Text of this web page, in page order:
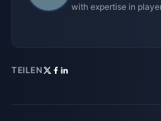
with expertise in
TEILEN